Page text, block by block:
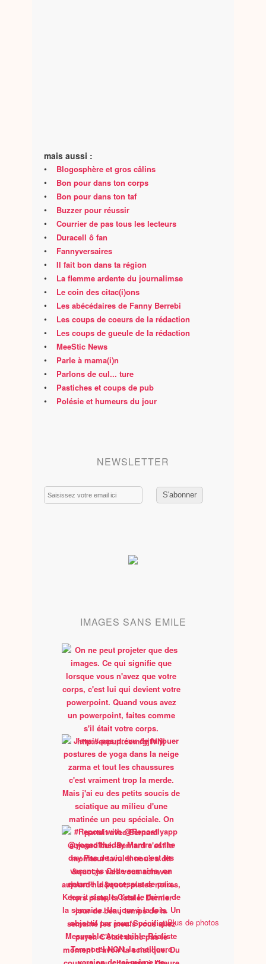
mais aussi :
• Blogosphère et gros câlins
• Bon pour dans ton corps
• Bon pour dans ton taf
• Buzzer pour réussir
• Courrier de pas tous les lecteurs
• Duracell ô fan
• Fannyversaires
• Il fait bon dans ta région
• La flemme ardente du journalimse
• Le coin des citac(i)ons
• Les abécédaires de Fanny Berrebi
• Les coups de coeurs de la rédaction
• Les coups de gueule de la rédaction
• MeeStic News
• Parle à mama(i)n
• Parlons de cul... ture
• Pastiches et coups de pub
• Polésie et humeurs du jour
NEWSLETTER
Email
IMAGES SANS EMILE
Plus de photos